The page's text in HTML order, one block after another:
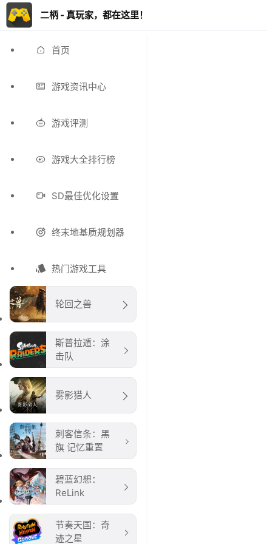
二柄 - 真玩家，都在这里！
首页
游戏资讯中心
游戏评测
游戏大全排行榜
SD最佳优化设置
终末地基质规划器
热门游戏工具
轮回之兽
斯普拉遁：涂
击队
雾影猎人
刺客信条：黑
旗 记忆重置
碧蓝幻想：
ReLink
节奏天国：奇
迹之星